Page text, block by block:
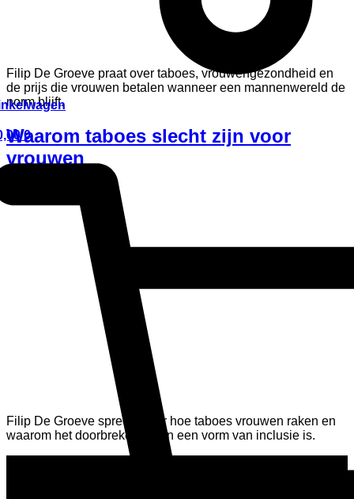
0
Filip De Groeve praat over taboes, vrouwengezondheid en
de prijs die vrouwen betalen wanneer een mannenwereld de
norm blijft.
Waarom taboes slecht zijn voor
vrouwen
Filip De Groeve spreekt over hoe taboes vrouwen raken en
waarom het doorbreken ervan een vorm van inclusie is.